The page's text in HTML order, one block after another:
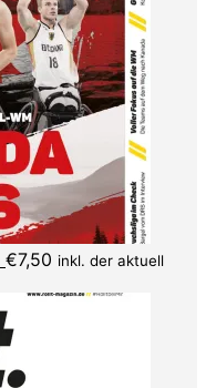
€7,50 inkl. der aktuell